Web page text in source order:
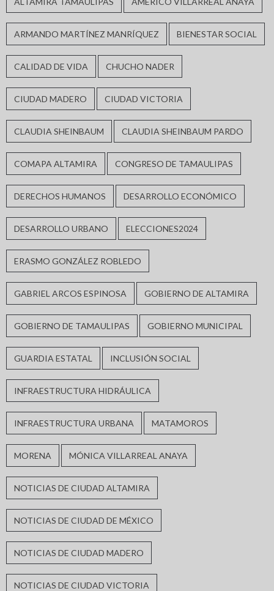
ARMANDO MARTÍNEZ MANRÍQUEZ BIENESTAR SOCIAL
CALIDAD DE VIDA CHUCHO NADER
CIUDAD MADERO CIUDAD VICTORIA
CLAUDIA SHEINBAUM CLAUDIA SHEINBAUM PARDO
COMAPA ALTAMIRA CONGRESO DE TAMAULIPAS
DERECHOS HUMANOS DESARROLLO ECONÓMICO
DESARROLLO URBANO ELECCIONES2024
ERASMO GONZÁLEZ ROBLEDO
GABRIEL ARCOS ESPINOSA GOBIERNO DE ALTAMIRA
GOBIERNO DE TAMAULIPAS GOBIERNO MUNICIPAL
GUARDIA ESTATAL INCLUSIÓN SOCIAL
INFRAESTRUCTURA HIDRÁULICA
INFRAESTRUCTURA URBANA MATAMOROS
MORENA MÓNICA VILLARREAL ANAYA
NOTICIAS DE CIUDAD ALTAMIRA
NOTICIAS DE CIUDAD DE MÉXICO
NOTICIAS DE CIUDAD MADERO
NOTICIAS DE CIUDAD VICTORIA